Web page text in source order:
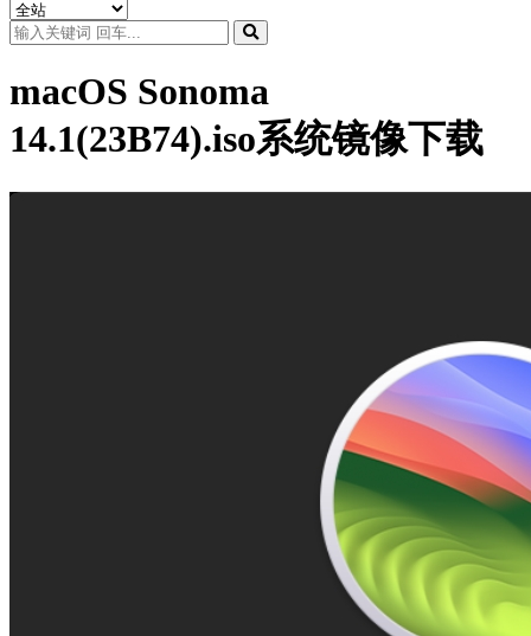
macOS Sonoma
14.1(23B74).iso系统镜像下载